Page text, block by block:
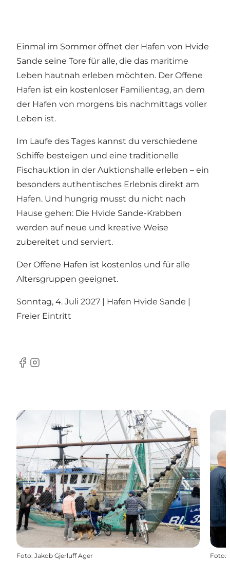
Einmal im Sommer öffnet der Hafen von Hvide
Sande seine Tore für alle, die das maritime
Leben hautnah erleben möchten. Der Offene
Hafen ist ein kostenloser Familientag, an dem
der Hafen von morgens bis nachmittags voller
Leben ist.
Im Laufe des Tages kannst du verschiedene
Schiffe besteigen und eine traditionelle
Fischauktion in der Auktionshalle erleben – ein
besonders authentisches Erlebnis direkt am
Hafen. Und hungrig musst du nicht nach
Hause gehen: Die Hvide Sande-Krabben
werden auf neue und kreative Weise
zubereitet und serviert.
Der Offene Hafen ist kostenlos und für alle
Altersgruppen geeignet.
Sonntag, 4. Juli 2027 | Hafen Hvide Sande |
Freier Eintritt
Facebook
Instagram
Foto: Jakob Gjerluff Ager Foto: